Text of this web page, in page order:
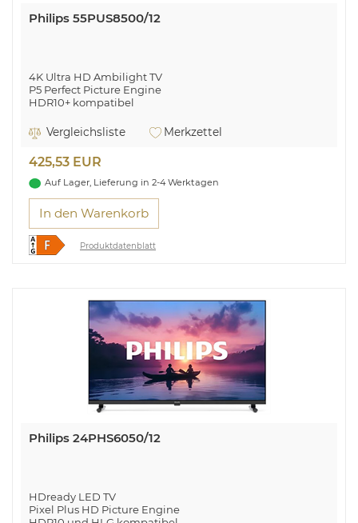
Philips 55PUS8500/12
4K Ultra HD Ambilight TV
P5 Perfect Picture Engine
HDR10+ kompatibel
Matter Smart Home-kompatibel
Dolby Atmos & DTS:X
Innovativ. Beeindruckend. Unglaublich.
Vergleichsliste Merkzettel
425,53 EUR
Auf Lager, Lieferung in 2-4 Werktagen
In den Warenkorb
Produktdatenblatt
Philips 24PHS6050/12
HDready LED TV
Pixel Plus HD Picture Engine